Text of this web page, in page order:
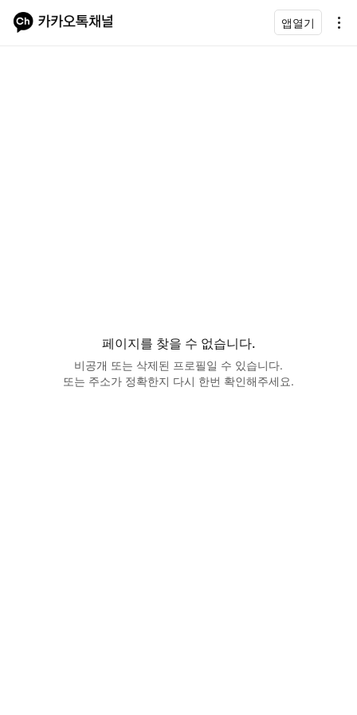
앱열기
페이지를 찾을 수 없습니다.
비공개 또는 삭제된 프로필일 수 있습니다.
또는 주소가 정확한지 다시 한번 확인해주세요.